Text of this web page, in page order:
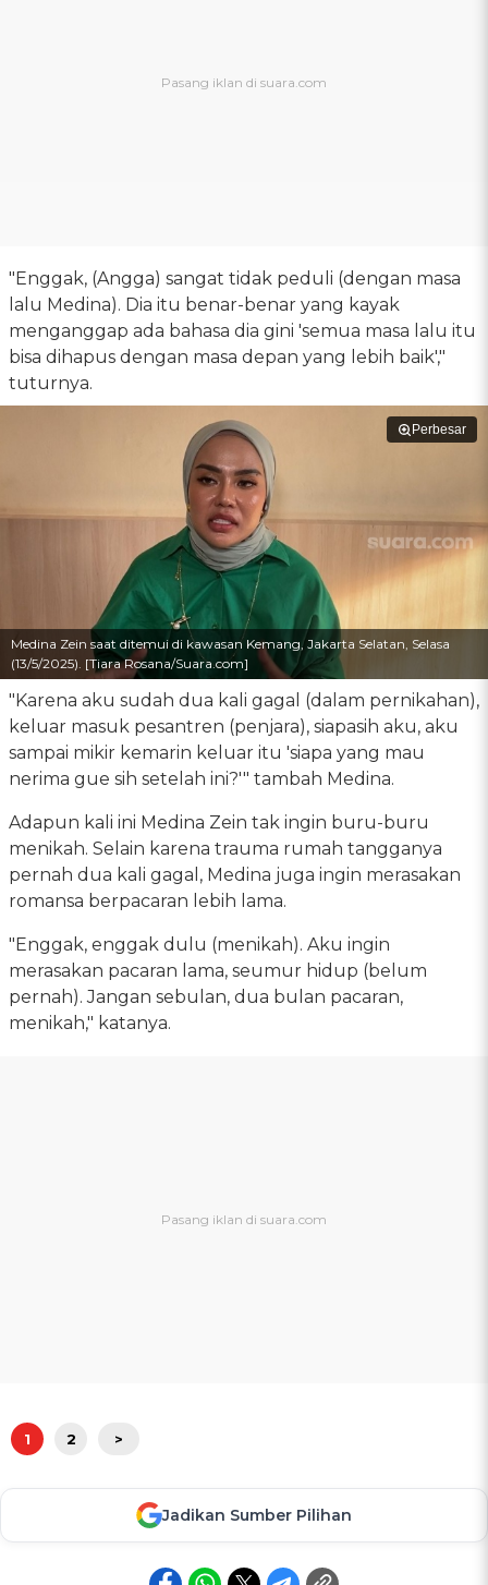
"Enggak, (Angga) sangat tidak peduli (dengan masa
lalu Medina). Dia itu benar-benar yang kayak
menganggap ada bahasa dia gini 'semua masa lalu itu
bisa dihapus dengan masa depan yang lebih baik',"
tuturnya.
Perbesar
Medina Zein saat ditemui di kawasan Kemang, Jakarta Selatan, Selasa
(13/5/2025). [Tiara Rosana/Suara.com]
"Karena aku sudah dua kali gagal (dalam pernikahan),
keluar masuk pesantren (penjara), siapasih aku, aku
sampai mikir kemarin keluar itu 'siapa yang mau
nerima gue sih setelah ini?'" tambah Medina.
Adapun kali ini Medina Zein tak ingin buru-buru
menikah. Selain karena trauma rumah tangganya
pernah dua kali gagal, Medina juga ingin merasakan
romansa berpacaran lebih lama.
"Enggak, enggak dulu (menikah). Aku ingin
merasakan pacaran lama, seumur hidup (belum
pernah). Jangan sebulan, dua bulan pacaran,
menikah," katanya.
1 2 >
Jadikan Sumber Pilihan